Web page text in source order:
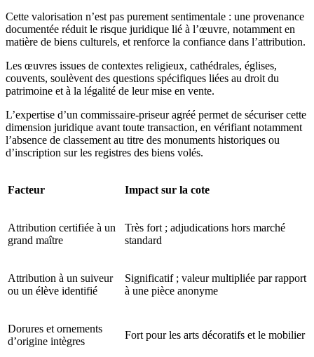
Cette valorisation n’est pas purement sentimentale : une provenance
documentée réduit le risque juridique lié à l’œuvre, notamment en
matière de biens culturels, et renforce la confiance dans l’attribution.
Les œuvres issues de contextes religieux, cathédrales, églises,
couvents, soulèvent des questions spécifiques liées au droit du
patrimoine et à la légalité de leur mise en vente.
L’expertise d’un commissaire-priseur agréé permet de sécuriser cette
dimension juridique avant toute transaction, en vérifiant notamment
l’absence de classement au titre des monuments historiques ou
d’inscription sur les registres des biens volés.
Facteur Impact sur la cote
Attribution certifiée à un
grand maître
Très fort ; adjudications hors marché
standard
Attribution à un suiveur
ou un élève identifié
Significatif ; valeur multipliée par rapport
à une pièce anonyme
Dorures et ornements
d’origine intègres
Fort pour les arts décoratifs et le mobilier